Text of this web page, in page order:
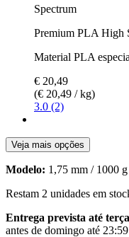
Spectrum
Premium PLA High
Material PLA
€ 20,49
(€ 20,49 / kg)
3.0 (2)
Veja mais opções
Modelo: 1,75 mm / 1000 g
Restam 2 unidades em
Entrega prevista até
antes de domingo até